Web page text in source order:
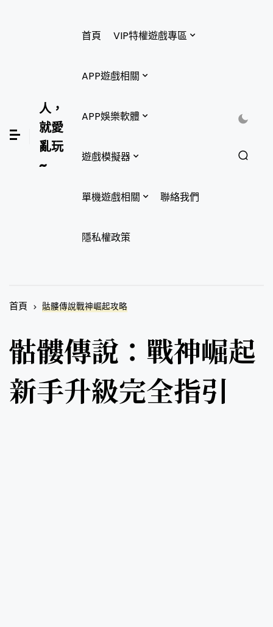
人，
就愛
亂玩
~
首頁 VIP特權遊戲專區
APP遊戲相關
APP娛樂軟體
遊戲模擬器
單機遊戲相關 聯絡我們
隱私權政策
首頁 骷髏傳說戰神崛起攻略
骷髏傳說：戰神崛起
新手升級完全指引